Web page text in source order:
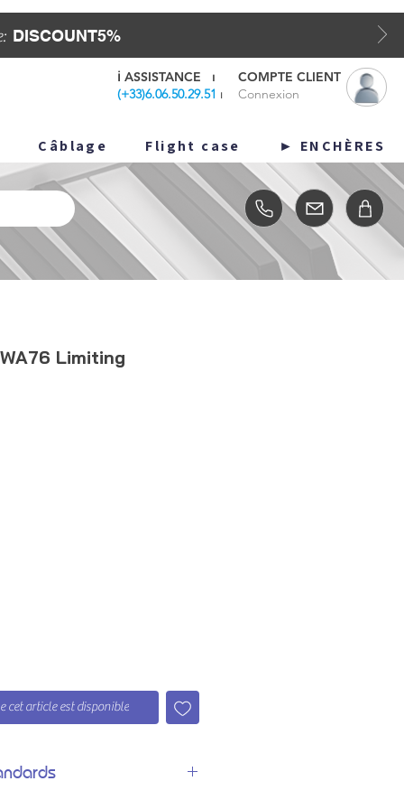
DISCOUNT5%
ℹ️ ASSISTANCE ⏐
(+33)6.06.50.29.51 ⏐
COMPTE CLIENT
Connexion
Câblage Flight case ENCHÈRES ►
Limiting
cet article est disponible